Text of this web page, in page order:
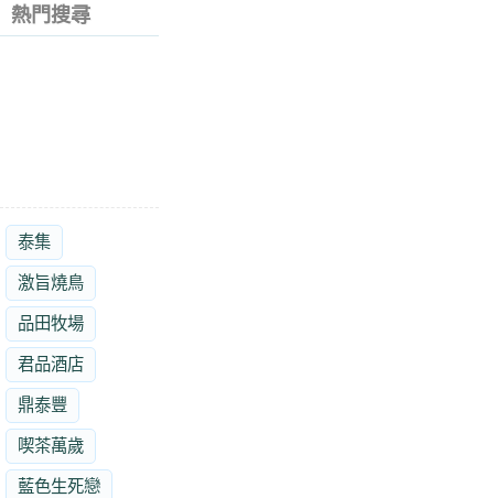
熱門搜尋
泰集
激旨燒鳥
品田牧場
君品酒店
鼎泰豐
喫茶萬歲
藍色生死戀